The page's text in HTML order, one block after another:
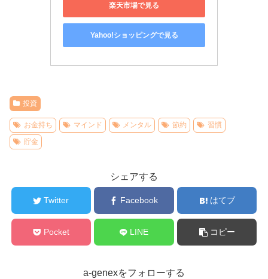
楽天市場で見る
Yahoo!ショッピングで見る
投資
お金持ち マインド メンタル 節約
習慣
貯金
シェアする
Twitter Facebook はてブ
Pocket LINE コピー
a-genexをフォローする